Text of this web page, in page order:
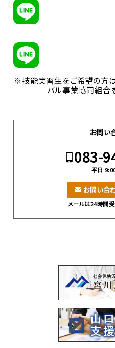
※技能実習生をご希望の方
バル事業協同組合
お問い
083-
平日
お問い合
メールは24時間受